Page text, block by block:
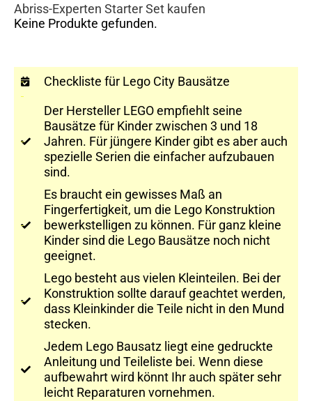
Abriss-Experten Starter Set kaufen
Keine Produkte gefunden.
Checkliste für Lego City Bausätze
Der Hersteller LEGO empfiehlt seine
Bausätze für Kinder zwischen 3 und 18
Jahren. Für jüngere Kinder gibt es aber auch
spezielle Serien die einfacher aufzubauen
sind.
Es braucht ein gewisses Maß an
Fingerfertigkeit, um die Lego Konstruktion
bewerkstelligen zu können. Für ganz kleine
Kinder sind die Lego Bausätze noch nicht
geeignet.
Lego besteht aus vielen Kleinteilen. Bei der
Konstruktion sollte darauf geachtet werden,
dass Kleinkinder die Teile nicht in den Mund
stecken.
Jedem Lego Bausatz liegt eine gedruckte
Anleitung und Teileliste bei. Wenn diese
aufbewahrt wird könnt Ihr auch später sehr
leicht Reparaturen vornehmen.